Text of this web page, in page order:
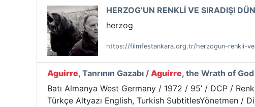
HERZOG’UN RENKLİ VE SIRADIŞI
herzog
https://filmfestankara.org.tr/herzogun-renkli-
Aguirre, Tanrının Gazabı / Aguirre, the Wrath of
Batı Almanya West Germany / 1972 / 95’ / DCP /
Türkçe Altyazı English, Turkish SubtitlesYönetmen /